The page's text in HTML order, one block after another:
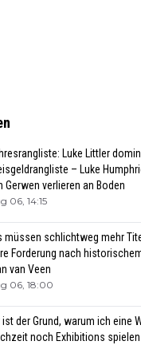
Luke Littler
– Luke
Gerwen verlieren an Boden
06, 14:15
müssen schlichtweg mehr
Forderung nach
van Veen
06, 18:00
ist der Grund, warum ich eine
noch Exhibitions